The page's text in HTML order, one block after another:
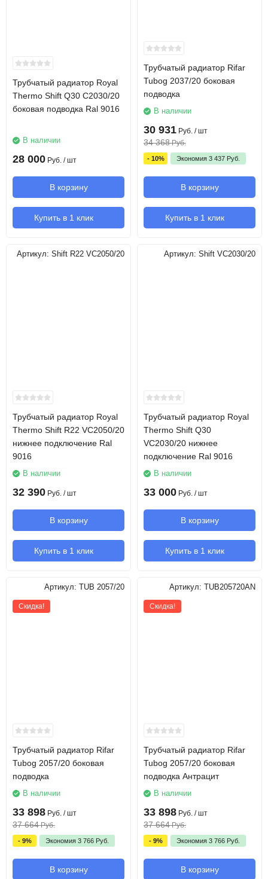
Трубчатый радиатор Royal
Thermo Shift Q30 C2030/20
боковая подводка Ral 9016
В наличии
28 000 Руб. / шт
В корзину
Купить в 1 клик
Трубчатый радиатор Rifar
Tubog 2037/20 боковая
подводка
В наличии
30 931 Руб. / шт
34 368 Руб.
- 10% Экономия 3 437 Руб.
В корзину
Купить в 1 клик
Артикул: Shift R22 VC2050/20
Трубчатый радиатор Royal
Thermo Shift R22 VC2050/20
нижнее подключение Ral
9016
В наличии
32 390 Руб. / шт
В корзину
Купить в 1 клик
Артикул: Shift VC2030/20
Трубчатый радиатор Royal
Thermo Shift Q30
VC2030/20 нижнее
подключение Ral 9016
В наличии
33 000 Руб. / шт
В корзину
Купить в 1 клик
Артикул: TUB 2057/20
Скидка!
Трубчатый радиатор Rifar
Tubog 2057/20 боковая
подводка
В наличии
33 898 Руб. / шт
37 664 Руб.
- 9% Экономия 3 766 Руб.
В корзину
Артикул: TUB205720AN
Скидка!
Трубчатый радиатор Rifar
Tubog 2057/20 боковая
подводка Антрацит
В наличии
33 898 Руб. / шт
37 664 Руб.
- 9% Экономия 3 766 Руб.
В корзину